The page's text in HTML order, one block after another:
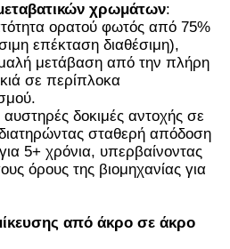
από στρωμένο γυαλί
χρωμάτων:
ορατού φωτός από 75%
επέκταση διαθέσιμη),
μετάβαση από την πλήρη
σε περίπλοκα
αυστηρές δοκιμές αντοχής σε
σταθερή απόδοση
5+ χρόνια, υπερβαίνοντας
όρους της βιομηχανίας για
από άκρο σε άκρο